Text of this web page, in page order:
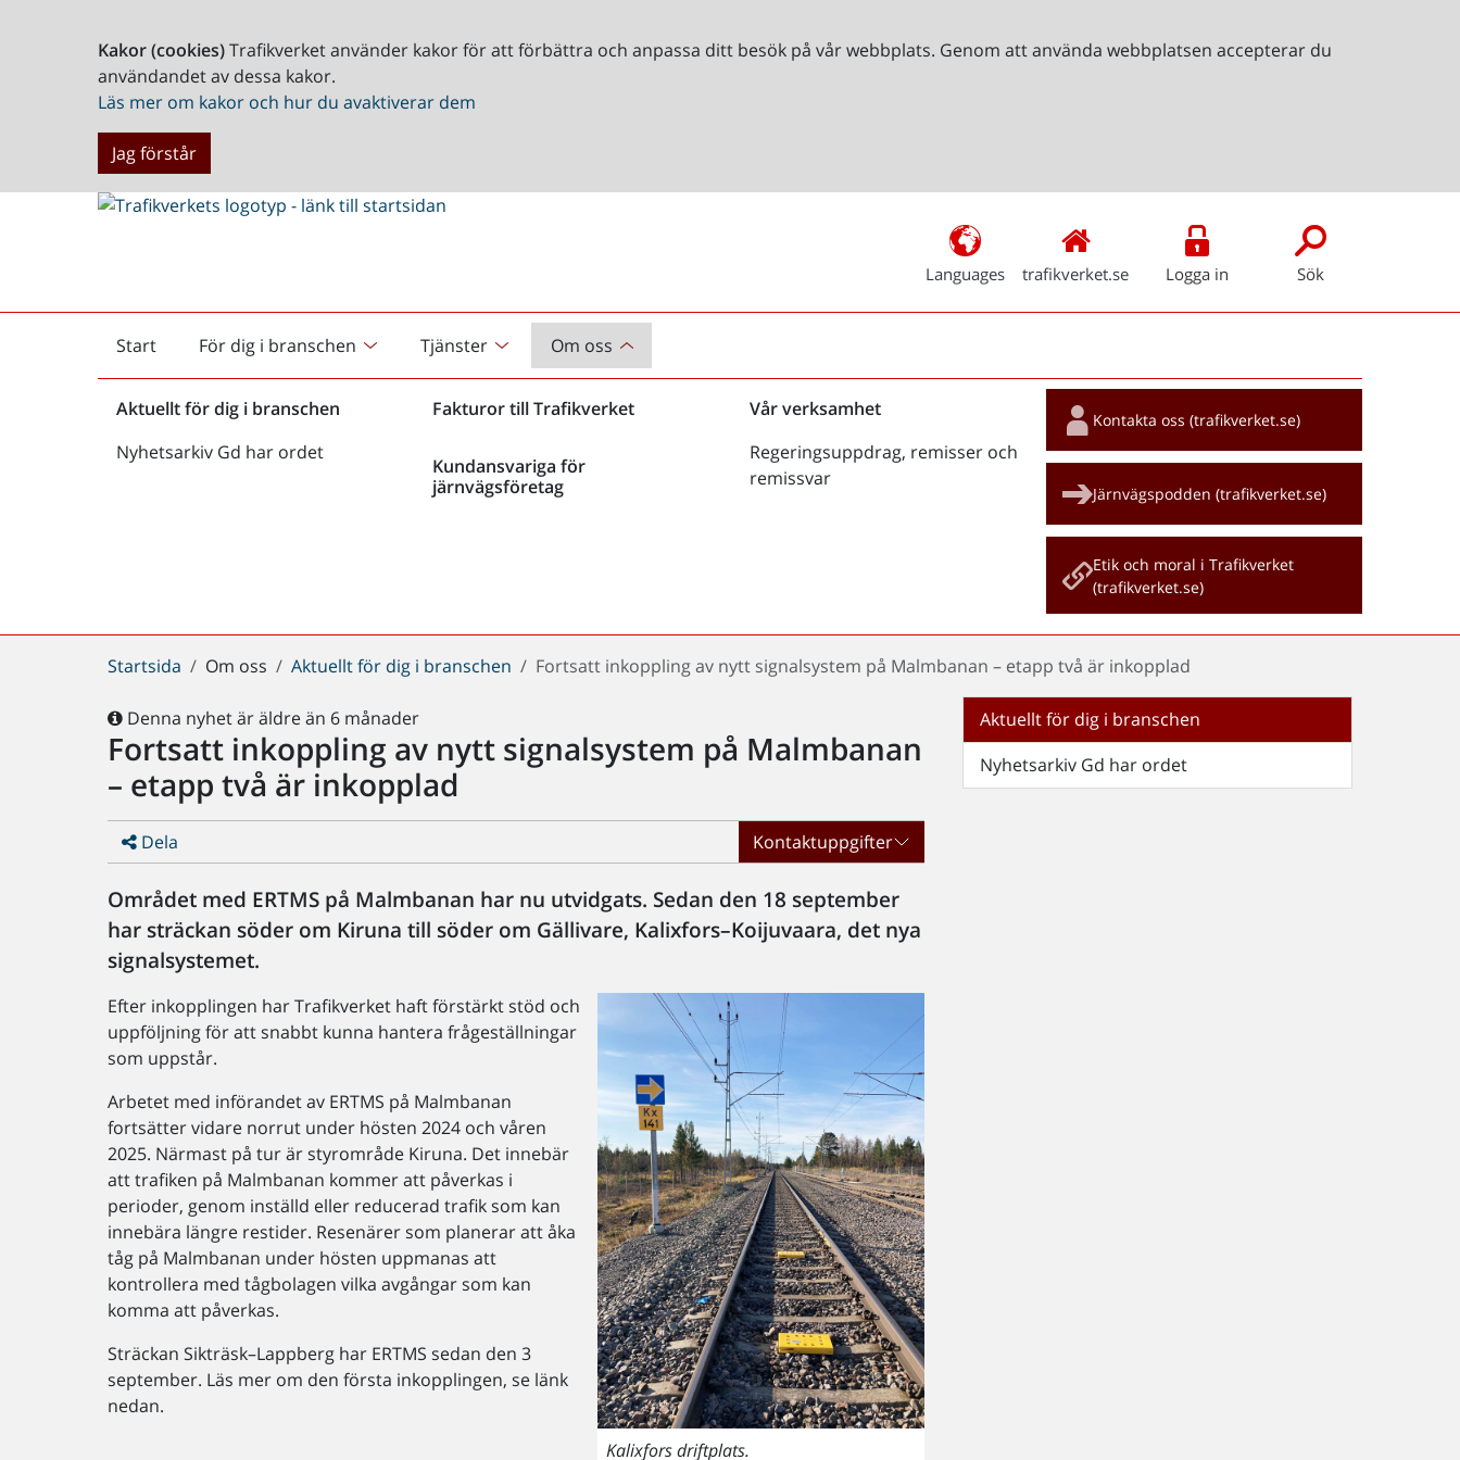
Kakor (cookies)Trafikverket använder kakor för att förbättra och anpassa ditt besök på vår webbplats. Genom att använda webbplatsen accepterar du
användandet av dessa kakor.
Läs mer om kakor och hur du avaktiverar dem
Jag förstår
Languages trafikverket.se Logga in Sök
Start
Startsida För dig i branschen Tjänster Om oss
Aktuellt för dig i branschen
Nyhetsarkiv Gd har ordet
Fakturor till Trafikverket
Kundansvariga för
järnvägsföretag
Vår verksamhet
Regeringsuppdrag, remisser och
remissvar
Snabblänkar
Kontakta oss (trafikverket.se)
Järnvägspodden (trafikverket.se)
Etik och moral i Trafikverket
(trafikverket.se)
Du
här:
Startsida Om oss Aktuellt för dig i branschen Fortsatt inkoppling av nytt signalsystem på Malmbanan – etapp två är inkopplad
Denna nyhet är äldre än 6 månader
Fortsatt inkoppling av nytt signalsystem på Malmbanan
– etapp två är inkopplad
Dela Kontaktuppgifter
Området med ERTMS på Malmbanan har nu utvidgats. Sedan den 18 september
har sträckan söder om Kiruna till söder om Gällivare, Kalixfors–Koijuvaara, det nya
signalsystemet.
Kalixfors driftplats.
Efter inkopplingen har Trafikverket haft förstärkt stöd och
uppföljning för att snabbt kunna hantera frågeställningar
som uppstår.
Arbetet med införandet av ERTMS på Malmbanan
fortsätter vidare norrut under hösten 2024 och våren
2025. Närmast på tur är styrområde Kiruna. Det innebär
att trafiken på Malmbanan kommer att påverkas i
perioder, genom inställd eller reducerad trafik som kan
innebära längre restider. Resenärer som planerar att åka
tåg på Malmbanan under hösten uppmanas att
kontrollera med tågbolagen vilka avgångar som kan
komma att påverkas.
Sträckan Sikträsk–Lappberg har ERTMS sedan den 3
september. Läs mer om den första inkopplingen, se länk
nedan.
Aktuellt för dig i branschen
Nyhetsarkiv Gd har ordet